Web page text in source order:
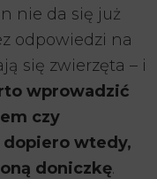
nie da się już
odpowiedzi na
się zwierzęta – i
wprowadzić
czy
wtedy,
doniczkę.